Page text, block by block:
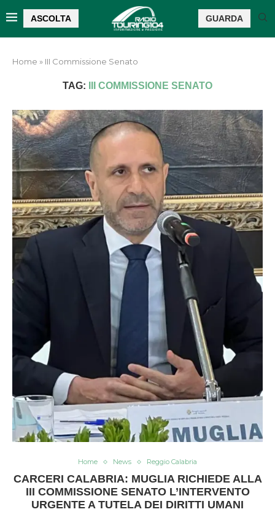
ASCOLTA GUARDA
Home » III Commissione Senato
TAG: III COMMISSIONE SENATO
Home News Reggio Calabria
CARCERI CALABRIA: MUGLIA RICHIEDE ALLA
III COMMISSIONE SENATO L’INTERVENTO
URGENTE A TUTELA DEI DIRITTI UMANI